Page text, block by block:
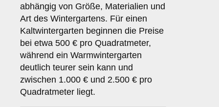
abhängig von Größe, Materialien und
Art des Wintergartens. Für einen
Kaltwintergarten beginnen die Preise
bei etwa 500 € pro Quadratmeter,
während ein Warmwintergarten
deutlich teurer sein kann und
zwischen 1.000 € und 2.500 € pro
Quadratmeter liegt.